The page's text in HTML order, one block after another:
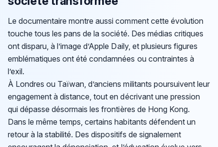
Le documentaire montre aussi comment cette évolution
touche tous les pans de la société. Des médias critiques
ont disparu, à l’image d’Apple Daily, et plusieurs figures
emblématiques ont été condamnées ou contraintes à
l’exil.
À Londres ou Taïwan, d’anciens militants poursuivent leur
engagement à distance, tout en décrivant une pression
qui dépasse désormais les frontières de Hong Kong.
Dans le même temps, certains habitants défendent un
retour à la stabilité. Des dispositifs de signalement